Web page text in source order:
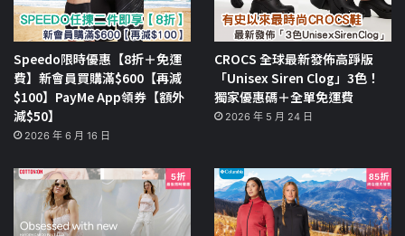
Speedo限時優惠【8折＋免運
費】新會員買購滿$600【再減
$100】PayMe App領券【額外
減$50】
2026 年 6 月 16 日
CROCS 全球最新發佈高踭版
「Unisex Siren Clog」3色！
獨家優惠碼＋全單免運費
2026 年 5 月 24 日